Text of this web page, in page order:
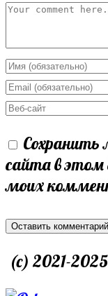
Comment
Enter
your
name
username
to
comment
Enter
your
address
to
comment
Enter
website
URL
(optional)
Сохранить
сайта в этом
моих
(c) 2021-